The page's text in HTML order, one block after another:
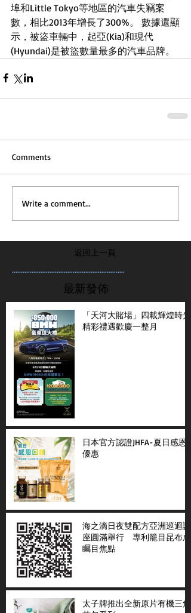
埠和Little Tokyo等地區的汽車失竊案
數，相比2013年增長了300%。 數據還顯
示，被盜車輛中，起亞(Kia)和現代
(Hyundai)是被盜數量最多的汽車品牌。
Comments
Write a comment...
返回上一頁
...............................................................
最新發佈
「天河大賭場」四載輝煌時光
精彩禮遇歡慶一整月
日本官方認證JHFA-夏日感恩
優惠
海之滴日夜雙配方亞洲巡迴講
座圓滿舉行 專利籠目昆布成
矚目焦點
太子牌推出全新原片有機三角